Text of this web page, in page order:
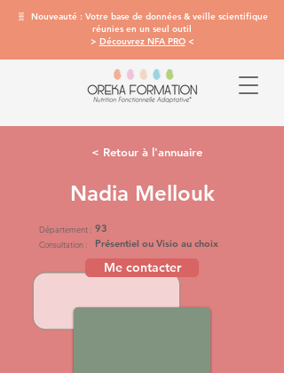
🧬 Nouveauté : Votre base de données & veille scientifique
réunies en un seul outil
> Découvrez NFA PRO<
< Retour à l'annuaire
Nadia Mellouk
Département :
Consultation :
93
Présentiel ou Visio au choix
Me contacter